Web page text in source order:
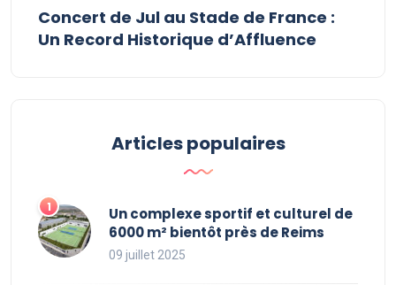
Concert de Jul au Stade de France :
Un Record Historique d’Affluence
Articles populaires
Un complexe sportif et culturel de
6000 m² bientôt près de Reims
09 juillet 2025